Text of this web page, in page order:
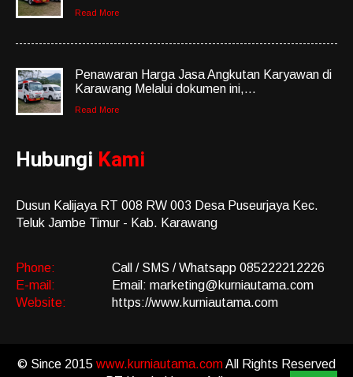
Read More
Penawaran Harga Jasa Angkutan Karyawan di
Karawang Melalui dokumen ini,...
Read More
Hubungi Kami
Dusun Kalijaya RT 008 RW 003 Desa Puseurjaya Kec.
Teluk Jambe Timur - Kab. Karawang
Phone:
Call / SMS / Whatsapp 085222212226
E-mail:
Email: marketing@kurniautama.com
Website:
https://www.kurniautama.com
© Since 2015 www.kurniautama.comAll Rights Reserved